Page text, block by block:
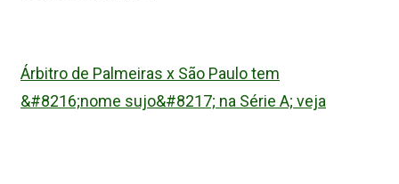
Árbitro de Palmeiras x São Paulo tem
&#8216;nome sujo&#8217; na Série A; veja